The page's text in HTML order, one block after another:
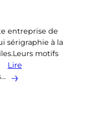
entreprise de
sérigraphie à la
motifs
Lire